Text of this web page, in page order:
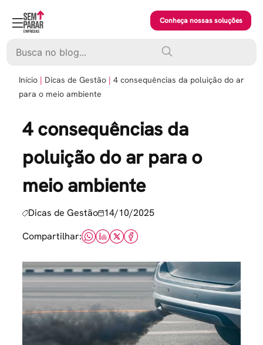
content
Conheça nossas soluções
Início Dicas de Gestão
4 consequências da poluição do ar
para o meio ambiente
4 consequências da
poluição do ar para o
meio ambiente
Dicas de Gestão 14/10/2025
Compartilhar: